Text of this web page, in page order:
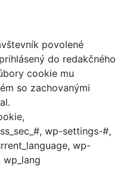
povolené
do redakčného
cookie mu
so zachovanými
wp-settings-#,
wp-
wp_lang